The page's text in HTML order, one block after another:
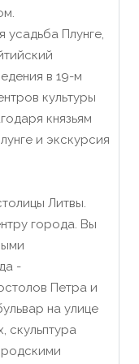
усадьба Плунге,
в 19-м
культуры
князьям
и экскурсия
Литвы.
города. Вы
-
Петра и
на улице
скульптура